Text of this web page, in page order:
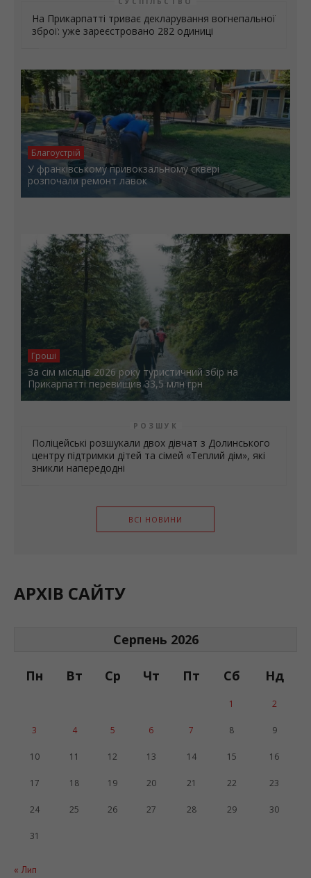
На Прикарпатті триває декларування вогнепальної
зброї: уже зареєстровано 282 одиниці
Благоустрій
У франківському привокзальному сквері
розпочали ремонт лавок
Гроші
За сім місяців 2026 року туристичний збір на
Прикарпатті перевищив 33,5 млн грн
РОЗШУК
Поліцейські розшукали двох дівчат з Долинського
центру підтримки дітей та сімей «Теплий дім», які
зникли напередодні
ВСІ НОВИНИ
АРХІВ САЙТУ
Серпень 2026
Пн Вт Ср Чт Пт Сб Нд
« Лип
1 2
3 4 5 6 7 8 9
10 11 12 13 14 15 16
17 18 19 20 21 22 23
24 25 26 27 28 29 30
31